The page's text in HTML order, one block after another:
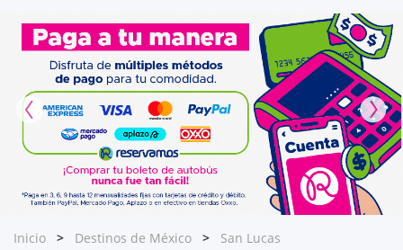
Inicio Destinos de México San Lucas